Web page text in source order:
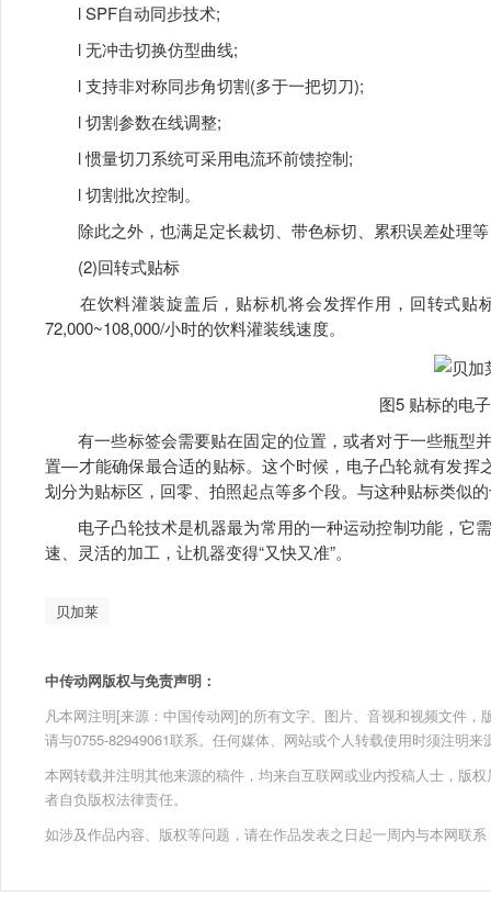
l SPF自动同步技术;
l 无冲击切换仿型曲线;
l 支持非对称同步角切割(多于一把切刀);
l 切割参数在线调整;
l 惯量切刀系统可采用电流环前馈控制;
l 切割批次控制。
除此之外，也满足定长裁切、带色标切、累积误差处理等
(2)回转式贴标
在饮料灌装旋盖后，贴标机将会发挥作用，回转式贴
72,000~108,000/小时的饮料灌装线速度。
图5 贴标的电
有一些标签会需要贴在固定的位置，或者对于一些瓶型
置—才能确保最合适的贴标。这个时候，电子凸轮就有发挥
划分为贴标区，回零、拍照起点等多个段。与这种贴标类似
电子凸轮技术是机器最为常用的一种运动控制功能，它
速、灵活的加工，让机器变得“又快又准”。
贝加莱
中传动网版权与免责声明：
凡本网注明[来源：中国传动网]的所有文字、图片、音视和视频文件
请与0755-82949061联系。任何媒体、网站或个人转载使用时须注明
本网转载并注明其他来源的稿件，均来自互联网或业内投稿人士，版
者自负版权法律责任。
如涉及作品内容、版权等问题，请在作品发表之日起一周内与本网联